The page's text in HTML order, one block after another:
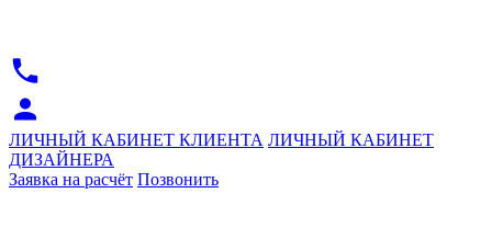
ЛИЧНЫЙ КАБИНЕТ КЛИЕНТА ЛИЧНЫЙ КАБИНЕТ
ДИЗАЙНЕРА
Заявка на расчёт Позвонить